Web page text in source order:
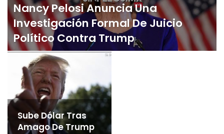
Nancy Pelosi Anuncia Una
Investigación Formal De Juicio
Político Contra Trump
Sube Dólar Tras
Amago De Trump